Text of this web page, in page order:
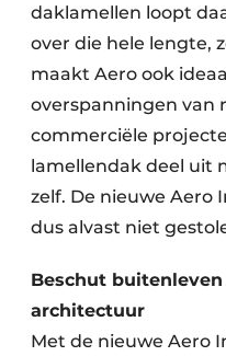
daklamellen loopt
over die hele lengte,
maakt Aero ook
overspanningen van
commerciële
lamellendak deel uit
zelf. De nieuwe Aero
dus alvast niet
Beschut
architectuur
Met de nieuwe Aero